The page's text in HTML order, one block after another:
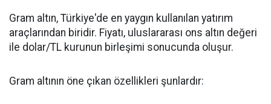
Gram altın, Türkiye'de en yaygın kullanılan yatırım
araçlarından biridir. Fiyatı, uluslararası ons altın değeri
ile dolar/TL kurunun birleşimi sonucunda oluşur.
Gram altının öne çıkan özellikleri şunlardır: